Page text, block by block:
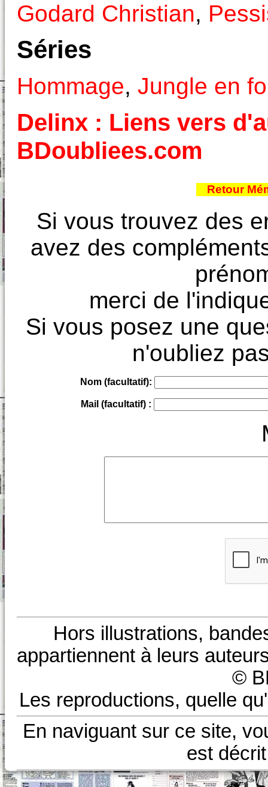
Godard Christian,
Séries
Hommage, Jungle en
Delinx : Liens vers
BDoubliees.com
Retour
Si vous trouvez des
avez des
merci de
Si vous posez une
n'oubliez
Nom (facultatif):
Mail (facultatif) :
Hors illustrations,
appartiennent à leurs
©
Les reproductions, quelle
En naviguant sur ce site,
est